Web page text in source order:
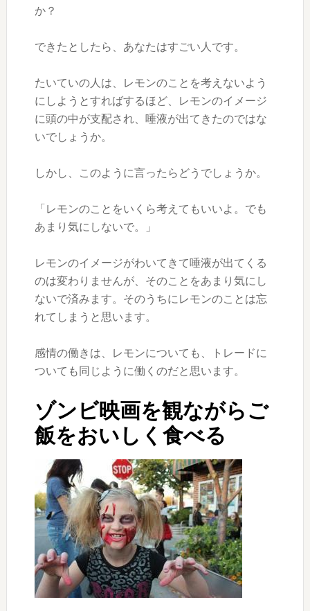
か？
できたとしたら、あなたはすごい人です。
たいていの人は、レモンのことを考えないよう
にしようとすればするほど、レモンのイメージ
に頭の中が支配され、唾液が出てきたのではな
いでしょうか。
しかし、このように言ったらどうでしょうか。
「レモンのことをいくら考えてもいいよ。でも
あまり気にしないで。」
レモンのイメージがわいてきて唾液が出てくる
のは変わりませんが、そのことをあまり気にし
ないで済みます。そのうちにレモンのことは忘
れてしまうと思います。
感情の働きは、レモンについても、トレードに
ついても同じように働くのだと思います。
ゾンビ映画を観ながらご
飯をおいしく食べる